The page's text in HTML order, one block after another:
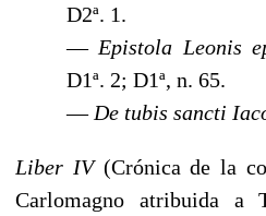
D2ª. 1.
— Epistola Leonis
D1ª. 2; D1ª, n. 65.
— De tubis sancti
Liber IV (Crónica de la
Carlomagno atribuida a